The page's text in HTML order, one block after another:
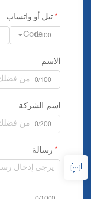
تيل أو واتساب
Code0/100
الاسم
0/100
اسم الشركة
0/200
رسالة